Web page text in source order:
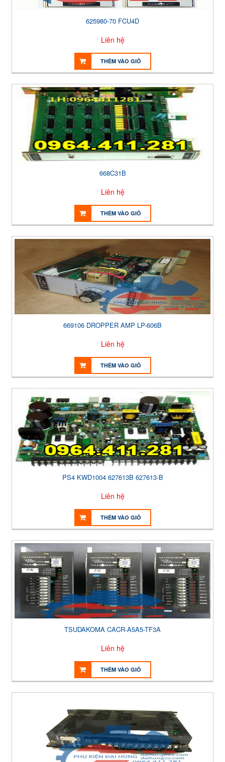
625980-70 FCU4D
Liên hệ
THÊM VÀO GIỎ
668C31B
Liên hệ
THÊM VÀO GIỎ
669106 DROPPER AMP LP-606B
Liên hệ
THÊM VÀO GIỎ
PS4 KWD1004 627613B 627613-B
Liên hệ
THÊM VÀO GIỎ
TSUDAKOMA CACR-A5A5-TF3A
Liên hệ
THÊM VÀO GIỎ